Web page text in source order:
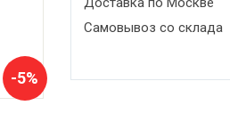
-5%
Самовывоз со склада